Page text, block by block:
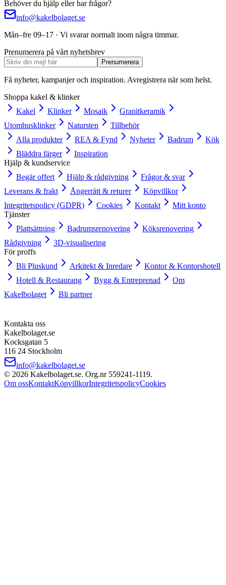
Behöver du hjälp eller har frågor?
info@kakelbolaget.se
Mån–fre 09–17 · Vi svarar normalt inom några timmar.
Prenumerera på vårt nyhetsbrev
Prenumerera
Få nyheter, kampanjer och inspiration. Avregistrera när som helst.
Shoppa kakel & klinker
Kakel
Klinker Mosaik
Granitkeramik
Utomhusklinker
Natursten
Tillbehör
Alla produkter
REA & Fynd Nyheter Badrum
Kök
Bläddra färger
Inspiration
Hjälp & kundservice
Begär offert
Hjälp & rådgivning
Frågor & svar
Leverans & frakt
Ångerrätt & returer
Köpvillkor
Integritetspolicy (GDPR)
Cookies Kontakt
Mitt konto
Tjänster
Plattsättning
Badrumsrenovering
Köksrenovering
Rådgivning
3D-visualisering
För proffs
Bli Pluskund
Arkitekt & Inredare
Kontor & Kontorshotell
Hotell & Restaurang
Bygg & Entreprenad
Om
Kakelbolaget
Bli partner
Kontakta oss
Kakelbolaget.se
Kocksgatan 5
116 24 Stockholm
info@kakelbolaget.se
© 2026 Kakelbolaget.se. Org.nr 559241‑1119.
Om ossKontaktKöpvillkorIntegritetspolicyCookies